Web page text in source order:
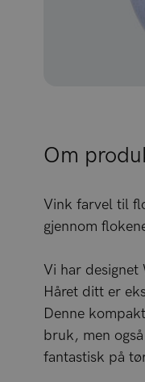
Om
Vink farvel til
gjennom
Vi har
Håret ditt er
Denne
bruk, men
fantastisk på